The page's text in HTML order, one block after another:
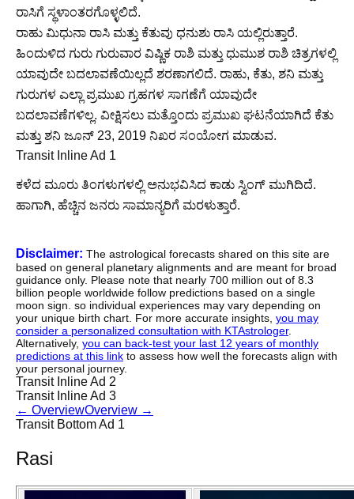
ರಾಸಿಗೆ ಸ್ಥಳಾಂತರಗೊಳ್ಳಲಿದೆ.
ರಾಹು ಮಿಧುನಾ ರಾಸಿ ಮತ್ತು ಕೆತುವು ಧನುಶು ರಾಸಿ ಯಲ್ಲಿರುತ್ತಾರೆ.
ಹಿಂದುಳಿದ ಗುರು ಗುರುವಾರ ವಿಷ್ಣಿಕ ರಾಶಿ ಮತ್ತು ಧುಮುಶ ರಾಶಿ ಚಿತ್ರಗಳಲ್ಲಿ
ಯಾವುದೇ ಬದಲಾವಣೆಯಿಲ್ಲದೆ ಶರಣಾಗಲಿದೆ. ರಾಹು, ಕೆತು, ಶನಿ ಮತ್ತು
ಗುರುಗಳ ಎಲ್ಲಾ ಪ್ರಮುಖ ಗ್ರಹಗಳ ಸಾಗಣೆಗೆ ಯಾವುದೇ
ಬದಲಾವಣೆಗಳಿಲ್ಲ. ವೀಕ್ಷಿಸಲು ಮತ್ತೊಂದು ಪ್ರಮುಖ ಘಟನೆಯಾಗಿದೆ ಕೆತು
ಮತ್ತು ಶನಿ ಜೂನ್ 23, 2019 ನಿಖರ ಸಂಯೋಗ ಮಾಡುವ.
Transit Inline Ad 1
ಕಳೆದ ಮೂರು ತಿಂಗಳುಗಳಲ್ಲಿ ಅನುಭವಿಸಿದ ಕಾಡು ಸ್ವಿಂಗ್ ಮುಗಿದಿದೆ.
ಹಾಗಾಗಿ, ಹೆಚ್ಚಿನ ಜನರು ಸಾಮಾನ್ಯರಿಗೆ ಮರಳುತ್ತಾರೆ.
Disclaimer: The astrological forecasts shared on this site are
based on general planetary alignments and are meant for broad
guidance only. Please note that nearly 700 million out of 8.3
billion people worldwide follow predictions based on a single
moon sign. so individual experiences may vary depending on
your unique birth chart. For more accurate insights, you may
consider a personalized consultation with KTAstrologer.
Alternatively, you can back-test your last 12 years of monthly
predictions at this link to assess how well the forecasts align with
your personal journey.
Transit Inline Ad 2
Transit Inline Ad 3
← OverviewOverview →
Transit Bottom Ad 1
Rasi